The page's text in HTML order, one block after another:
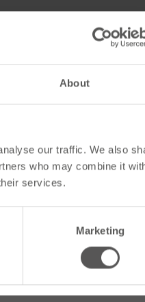
About
our traffic. We also
who may combine it
services.
Marketing
Ridges